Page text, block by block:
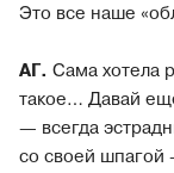
Это все наше
АГ. Сама хотела
такое… Давай
— всегда
со своей шпагой